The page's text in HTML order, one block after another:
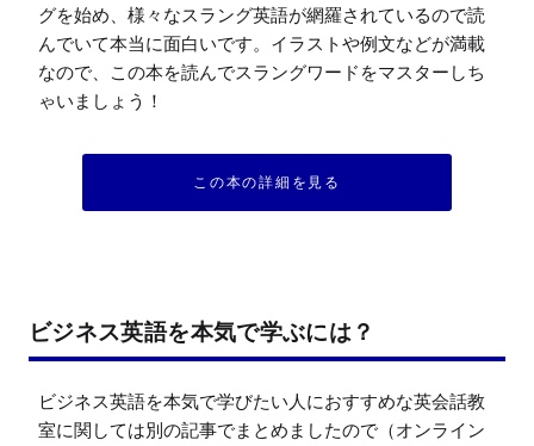
グを始め、様々なスラング英語が網羅されているので読
んでいて本当に面白いです。イラストや例文などが満載
なので、この本を読んでスラングワードをマスターしち
ゃいましょう！
この本の詳細を見る
ビジネス英語を本気で学ぶには？
ビジネス英語を本気で学びたい人におすすめな英会話教
室に関しては別の記事でまとめましたので（オンライン